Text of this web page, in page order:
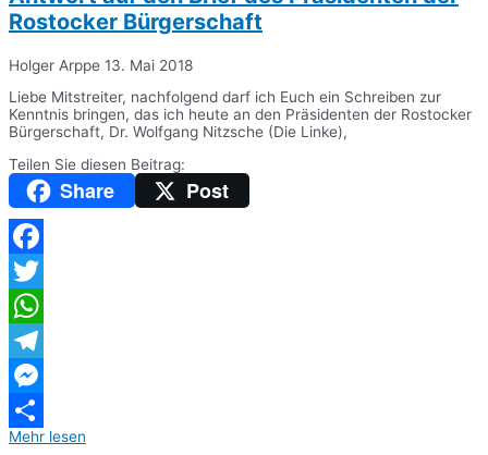
Rostocker Bürgerschaft
Holger Arppe 13. Mai 2018
Liebe Mitstreiter, nachfolgend darf ich Euch ein Schreiben zur
Kenntnis bringen, das ich heute an den Präsidenten der Rostocker
Bürgerschaft, Dr. Wolfgang Nitzsche (Die Linke),
Teilen Sie diesen Beitrag:
Share Post
Facebook
Twitter
WhatsApp
Telegram
Messenger
Teilen
Mehr lesen